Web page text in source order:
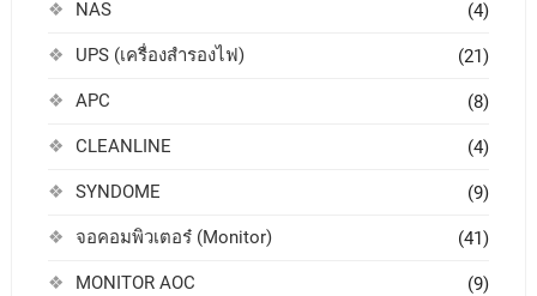
NAS (4)
UPS (เครื่องสำรองไฟ) (21)
APC (8)
CLEANLINE (4)
SYNDOME (9)
จอคอมพิวเตอร๋ (Monitor) (41)
MONITOR AOC (9)